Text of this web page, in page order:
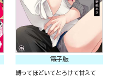
電子版
縛ってほどいてとろけて甘えて